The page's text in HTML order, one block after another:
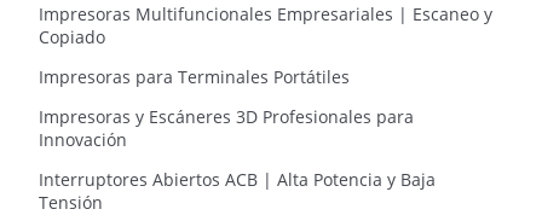
Impresoras Multifuncionales Empresariales | Escaneo y
Copiado
Impresoras para Terminales Portátiles
Impresoras y Escáneres 3D Profesionales para
Innovación
Interruptores Abiertos ACB | Alta Potencia y Baja
Tensión